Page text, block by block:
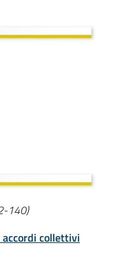
140)
collettivi